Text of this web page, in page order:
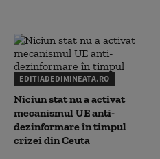
EDITIADEDIMINEATA.RO
Niciun stat nu a activat
mecanismul UE anti-
dezinformare în timpul
crizei din Ceuta